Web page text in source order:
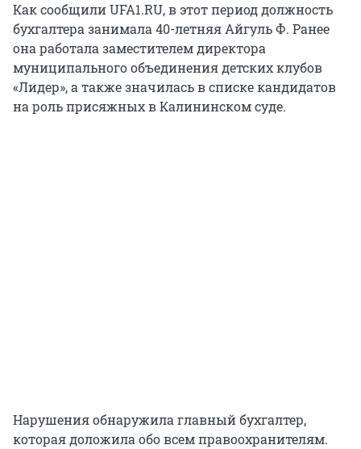
Как сообщили UFA1.RU, в этот период должность
бухгалтера занимала 40-летняя Айгуль Ф. Ранее
она работала заместителем директора
муниципального объединения детских клубов
«Лидер», а также значилась в списке кандидатов
на роль присяжных в Калининском суде.
Нарушения обнаружила главный бухгалтер,
которая доложила обо всем правоохранителям.